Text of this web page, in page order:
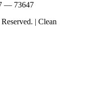
— 73647
| Clean